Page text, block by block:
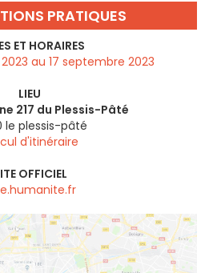
PRATIQUES
ET HORAIRES
au 17 septembre 2023
LIEU
217 du Plessis-Pâté
le plessis-pâté
d'itinéraire
OFFICIEL